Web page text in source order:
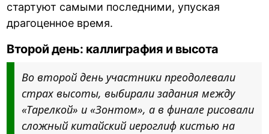
стартуют самыми последними, упуская
драгоценное время.
Второй день: каллиграфия и высота
Во второй день участники преодолевали
страх высоты, выбирали задания между
«Тарелкой» и «Зонтом», а в финале рисовали
сложный китайский иероглиф кистью на